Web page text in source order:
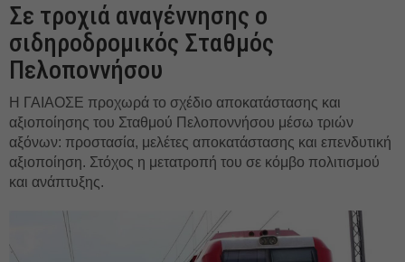
Σε τροχιά αναγέννησης ο
σιδηροδρομικός Σταθμός
Πελοποννήσου
Η ΓΑΙΑΟΣΕ προχωρά το σχέδιο αποκατάστασης και
αξιοποίησης του Σταθμού Πελοποννήσου μέσω τριών
αξόνων: προστασία, μελέτες αποκατάστασης και επενδυτική
αξιοποίηση. Στόχος η μετατροπή του σε κόμβο πολιτισμού
και ανάπτυξης.